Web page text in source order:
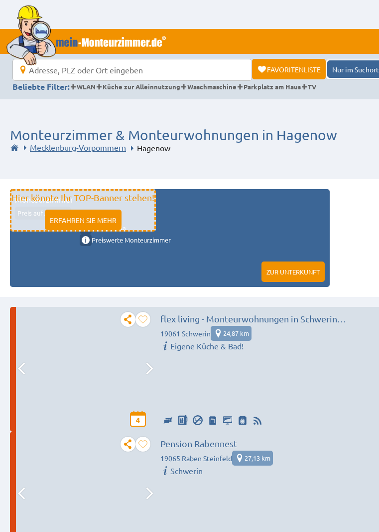
FAVORITENLISTE Nur im Suchort
Beliebte Filter:
WLAN Küche zur Alleinnutzung Waschmaschine Parkplatz am Haus TV
Monteurzimmer & Monteurwohnungen in Hagenow
Mecklenburg-Vorpommern Hagenow
Hier könnte Ihr TOP-Banner stehen!
ERFAHREN SIE MEHR
Monteurzimmer
Preis auf Anfrage
11333 fulda
Preiswerte Monteurzimmer
ZUR UNTERKUNFT
4
flex living - Monteurwohnungen in Schwerin
(DEU|EN|PL|HU|RU)
19061 Schwerin 24,87 km
Eigene Küche & Bad!
Pension Rabennest
19065 Raben Steinfeld 27,13 km
Schwerin